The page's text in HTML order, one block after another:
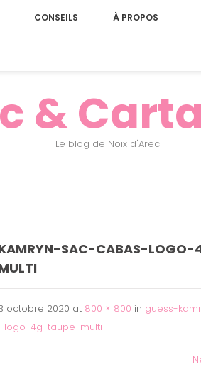
CONSEILS À PROPOS
&
Le blog de Noix d'Arec
SAC-CABAS-LOGO-
octobre 2020 at 800 × 800 in guess-
logo-4g-taupe-multi